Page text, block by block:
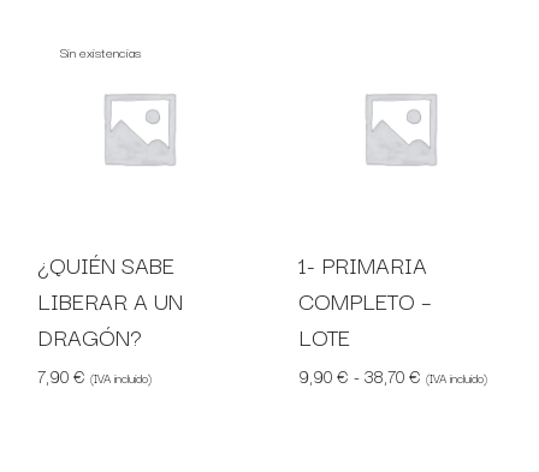
¿QUIÉN SABE
LIBERAR A UN
DRAGÓN?
7,90€ (IVA incluido)
1- PRIMARIA
COMPLETO –
LOTE
9,90€ -38,70€ Rango de
(IVA incluido)